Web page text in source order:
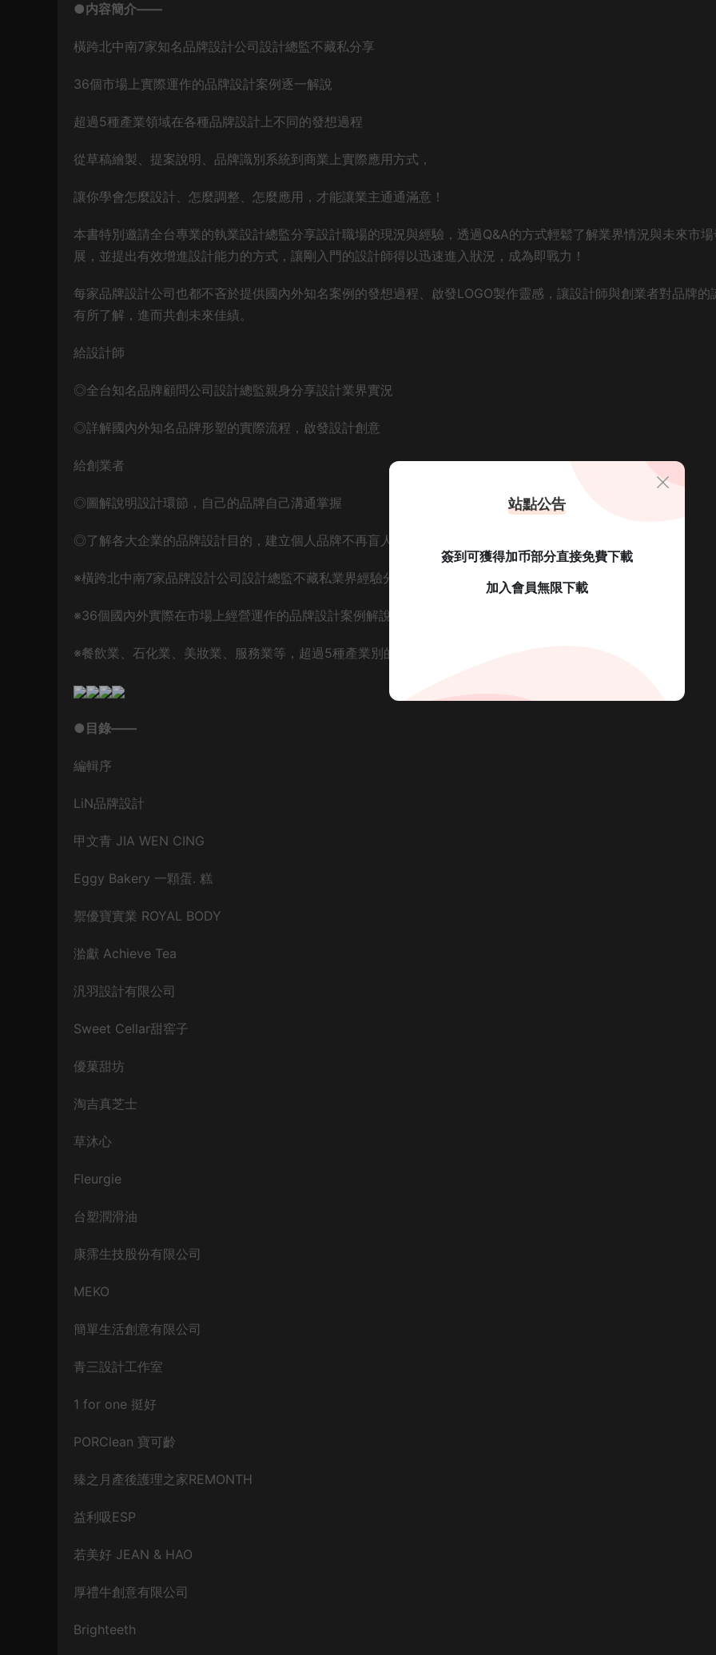
●内容簡介——
橫跨北中南7家知名品牌設計公司設計總監不藏私分享
36個市場上實際運作的品牌設計案例逐一解說
超過5種產業領域在各種品牌設計上不同的發想過程
從草稿繪製、提案說明、品牌識別系統到商業上實際應用方式，
讓你學會怎麼設計、怎麼調整、怎麼應用，才能讓業主通通滿意！
本書特別邀請全台專業的執業設計總監分享設計職場的現況與經驗，透過Q&A的方式輕鬆了解業界情況與未來市
展，並提出有效增進設計能力的方式，讓剛入門的設計師得以迅速進入狀況，成為即戰力！
每家品牌設計公司也都不吝於提供國內外知名案例的發想過程、啟發LOGO製作靈感，讓設計師與創業者對品牌的
有所了解，進而共創未來佳績。
給設計師
◎全台知名品牌顧問公司設計總監親身分享設計業界實況
◎詳解國內外知名品牌形塑的實際流程，啟發設計創意
給創業者
◎圖解說明設計環節，自己的品牌自己溝通掌握
◎了解各大企業的品牌設計目的，建立個人品牌不再盲人摸象
※橫跨北中南7家品牌設計公司設計總監不藏私業界經驗分享
※36個國內外實際在市場上經營運作的品牌設計案例解說
※餐飲業、石化業、美妝業、服務業等，超過5種產業別的品牌設計發想
●目錄——
編輯序
LiN品牌設計
甲文青 JIA WEN CING
Eggy Bakery 一顆蛋. 糕
禦優寶實業 ROYAL BODY
湁獻 Achieve Tea
汎羽設計有限公司
Sweet Cellar甜窖子
優菓甜坊
淘吉真芝士
草沐心
Fleurgie
台塑潤滑油
康霈生技股份有限公司
MEKO
簡單生活創意有限公司
青三設計工作室
1 for one 挺好
PORClean 寶可齡
臻之月產後護理之家REMONTH
益利吸ESP
若美好 JEAN & HAO
厚禮牛創意有限公司
Brighteeth
站點公告
簽到可獲得加币部分直接免費下載
加入會員無限下載